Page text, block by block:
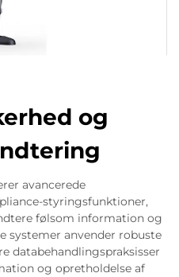
og
avancerede
styringsfunktioner,
følsom information og
systemer anvender robuste
databehandlingspraksisser
og opretholdelse af